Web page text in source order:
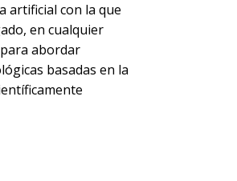
artificial con la que
en cualquier
abordar
basadas en la